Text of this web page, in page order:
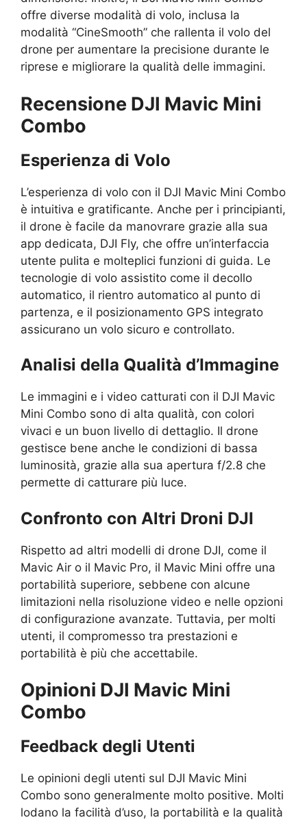
offre diverse modalità di volo, inclusa la
modalità “CineSmooth” che rallenta il volo del
drone per aumentare la precisione durante le
riprese e migliorare la qualità delle immagini.
Recensione DJI Mavic Mini
Combo
Esperienza di Volo
L’esperienza di volo con il DJI Mavic Mini Combo
è intuitiva e gratificante. Anche per i principianti,
il drone è facile da manovrare grazie alla sua
app dedicata, DJI Fly, che offre un’interfaccia
utente pulita e molteplici funzioni di guida. Le
tecnologie di volo assistito come il decollo
automatico, il rientro automatico al punto di
partenza, e il posizionamento GPS integrato
assicurano un volo sicuro e controllato.
Analisi della Qualità d’Immagine
Le immagini e i video catturati con il DJI Mavic
Mini Combo sono di alta qualità, con colori
vivaci e un buon livello di dettaglio. Il drone
gestisce bene anche le condizioni di bassa
luminosità, grazie alla sua apertura f/2.8 che
permette di catturare più luce.
Confronto con Altri Droni DJI
Rispetto ad altri modelli di drone DJI, come il
Mavic Air o il Mavic Pro, il Mavic Mini offre una
portabilità superiore, sebbene con alcune
limitazioni nella risoluzione video e nelle opzioni
di configurazione avanzate. Tuttavia, per molti
utenti, il compromesso tra prestazioni e
portabilità è più che accettabile.
Opinioni DJI Mavic Mini
Combo
Feedback degli Utenti
Le opinioni degli utenti sul DJI Mavic Mini
Combo sono generalmente molto positive. Molti
lodano la facilità d’uso, la portabilità e la qualità